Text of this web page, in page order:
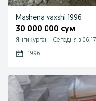
Mashena yaxshi 1996
30 000 000 сум
Янгикурган - Сегодня в 06:17
1996